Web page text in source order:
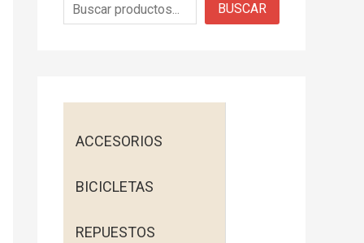
BUSCAR
ACCESORIOS
BICICLETAS
REPUESTOS